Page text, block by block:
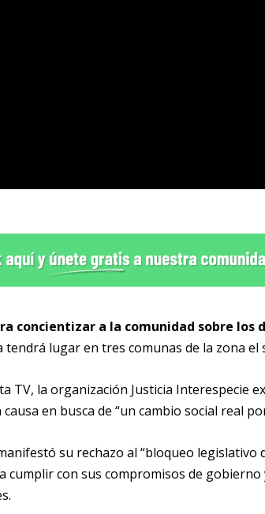
concientizar a la comunidad sobre los
lugar en tres comunas de la zona el
TV, la organización Justicia Interespecie
en busca de “un cambio social real
su rechazo al “bloqueo legislativo
cumplir con sus compromisos de